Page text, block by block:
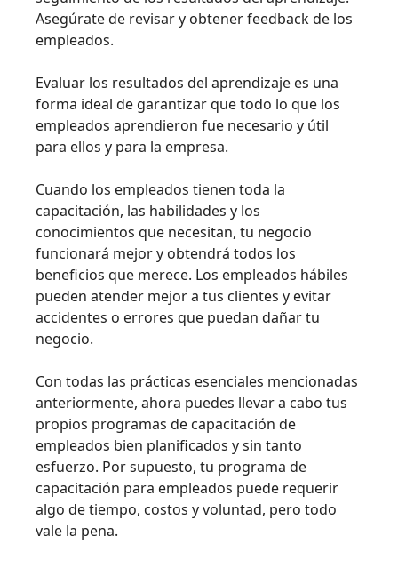
Asegúrate de revisar y obtener feedback de los
empleados.
Evaluar los resultados del aprendizaje es una
forma ideal de garantizar que todo lo que los
empleados aprendieron fue necesario y útil
para ellos y para la empresa.
Cuando los empleados tienen toda la
capacitación, las habilidades y los
conocimientos que necesitan, tu negocio
funcionará mejor y obtendrá todos los
beneficios que merece. Los empleados hábiles
pueden atender mejor a tus clientes y evitar
accidentes o errores que puedan dañar tu
negocio.
Con todas las prácticas esenciales mencionadas
anteriormente, ahora puedes llevar a cabo tus
propios programas de capacitación de
empleados bien planificados y sin tanto
esfuerzo. Por supuesto, tu programa de
capacitación para empleados puede requerir
algo de tiempo, costos y voluntad, pero todo
vale la pena.